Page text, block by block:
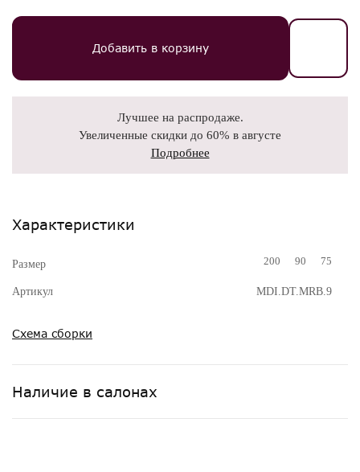
Добавить в корзину
Лучшее на распродаже.
Увеличенные скидки до 60% в августе
Подробнее
Характеристики
Размер 200 90 75
Артикул MDI.DT.MRB.9
Схема сборки
Наличие в салонах